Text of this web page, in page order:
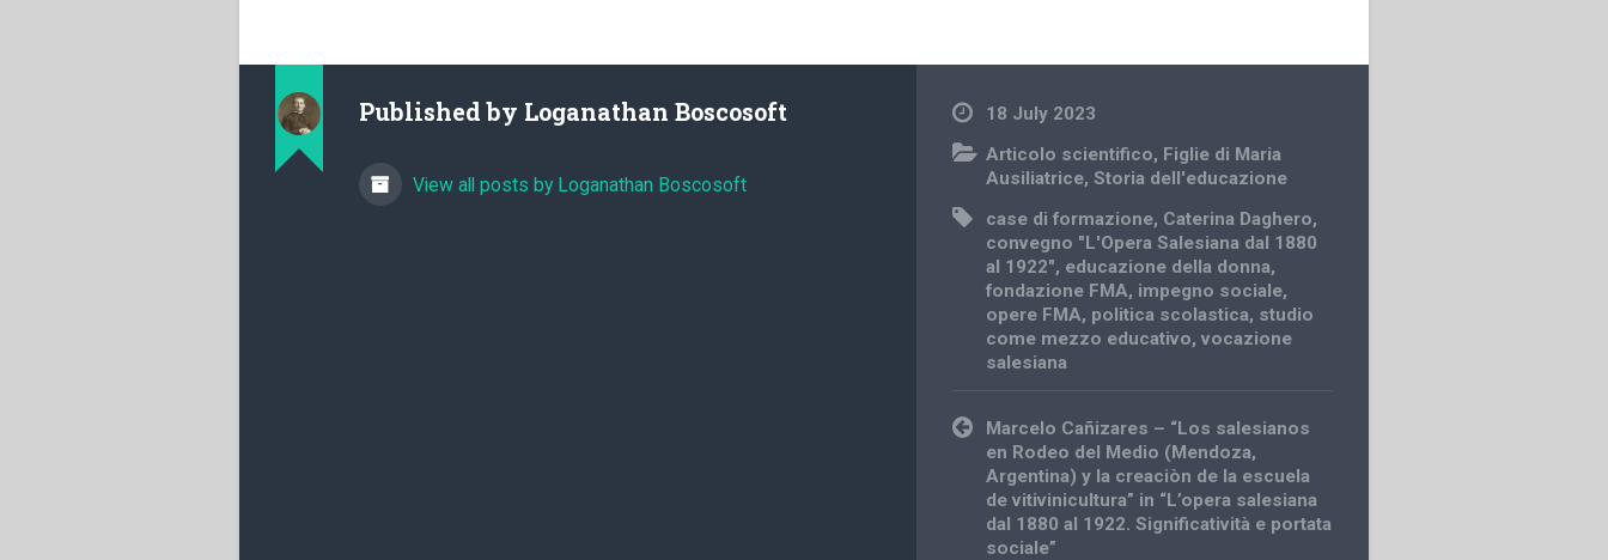
Published by Loganathan Boscosoft
View all posts by Loganathan Boscosoft
18 July 2023
Articolo scientifico, Figlie di Maria
Ausiliatrice,Storia dell'educazione
case di formazione, Caterina Daghero,
convegno "L'Opera Salesiana dal 1880
al 1922", educazione della donna,
fondazione FMA, impegno sociale,
opere FMA, politica scolastica, studio
come mezzo educativo,vocazione
salesiana
Post
navigation
Marcelo Cañizares – “Los salesianos
en Rodeo del Medio (Mendoza,
Argentina) y la creaciòn de la escuela
de vitivinicultura” in “L’opera salesiana
dal 1880 al 1922. Significatività e portata
sociale”